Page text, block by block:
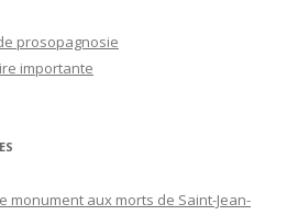
prosopagnosie
importante
monument aux morts de Saint-Jean-